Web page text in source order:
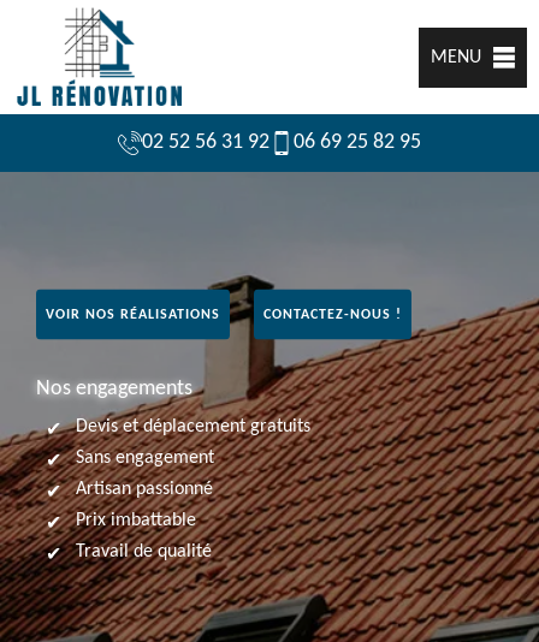
MENU
02 52 56 31 92 06 69 25 82 95
VOIR NOS RÉALISATIONS CONTACTEZ-NOUS !
Nos engagements
Devis et déplacement gratuits
Sans engagement
Artisan passionné
Prix imbattable
Travail de qualité